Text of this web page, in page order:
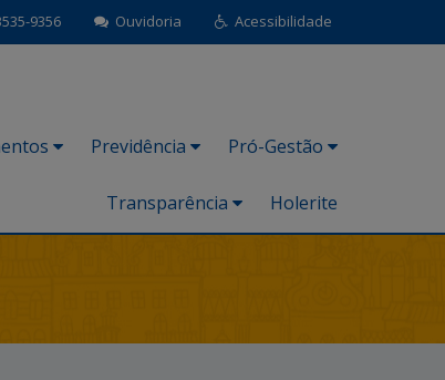
Acessibilidade
Ouvidoria
9356
Previdência Pró-Gestão
Transparência Holerite